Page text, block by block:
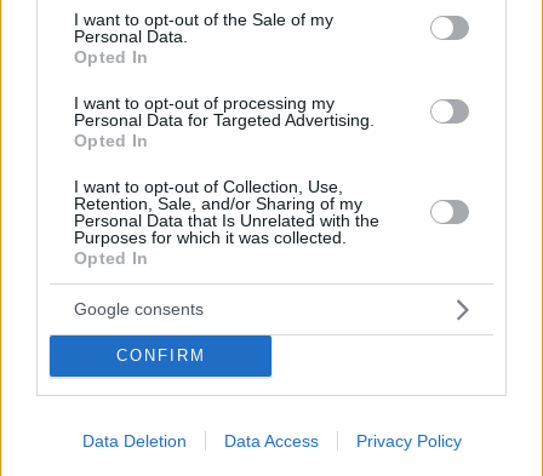
consent section.
I want to opt-out of the Sale of my
Personal Data.
Opted In
I want to opt-out of processing my
Personal Data for Targeted Advertising.
Opted In
I want to opt-out of Collection, Use,
Retention, Sale, and/or Sharing of my
Personal Data that Is Unrelated with the
Purposes for which it was collected.
Opted In
Google consents
CONFIRM
Data Deletion Data Access Privacy Policy